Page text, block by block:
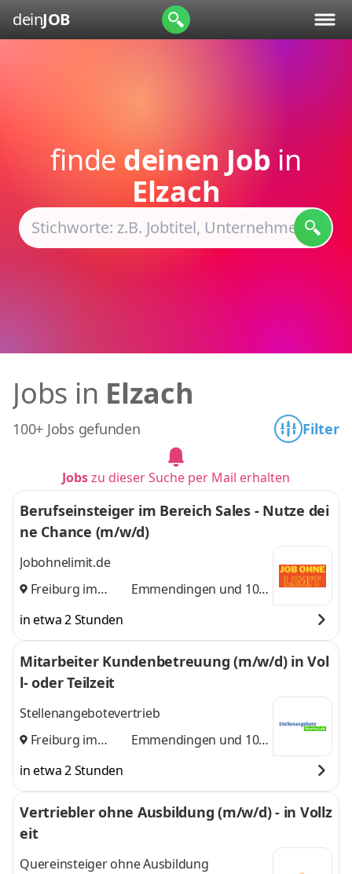
deinJOB
finde deinen Job in
Elzach
Jobs in Elzach
100+ Jobs gefunden Filter
Jobszu dieser Suche per Mail erhalten
Berufseinsteiger im Bereich Sales - Nutze dei
ne Chance (m/w/d)
Jobohnelimit.de
Freiburg im
Emmendingen und 10
in etwa 2 Stunden
Mitarbeiter Kundenbetreuung (m/w/d) in Vol
l- oder Teilzeit
Stellenangebotevertrieb
Freiburg im
Emmendingen und 10
in etwa 2 Stunden
Vertriebler ohne Ausbildung (m/w/d) - in Vollz
eit
Quereinsteiger ohne Ausbildung